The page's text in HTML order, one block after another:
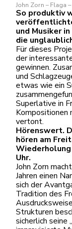
John Zorn – Flaga
So produktiv
und Musiker
die
Für dieses
der
gewinnen.
und
etwas wie ein
Superlative in
Kompositionen
vertont.
Hörenswert.
hören am
Uhr.
John Zorn
Jahren einen
sich der
Tradition des
Strukturen
sicherlich seine